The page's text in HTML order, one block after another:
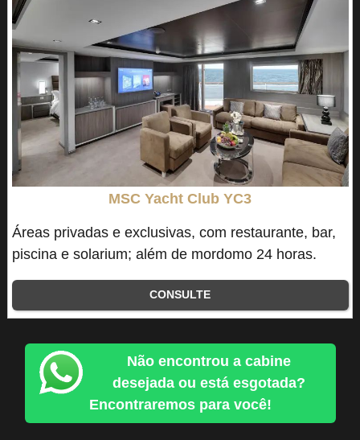
MSC Yacht Club YC3
Áreas privadas e exclusivas, com restaurante, bar,
piscina e solarium; além de mordomo 24 horas.
CONSULTE
Não encontrou a cabine
desejada ou está esgotada?
Encontraremos para você!